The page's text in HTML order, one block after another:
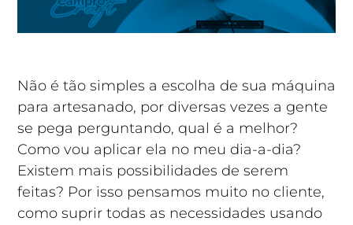
Não é tão simples a escolha de sua máquina
para artesanado, por diversas vezes a gente
se pega perguntando, qual é a melhor?
Como vou aplicar ela no meu dia-a-dia?
Existem mais possibilidades de serem
feitas? Por isso pensamos muito no cliente,
como suprir todas as necessidades usando